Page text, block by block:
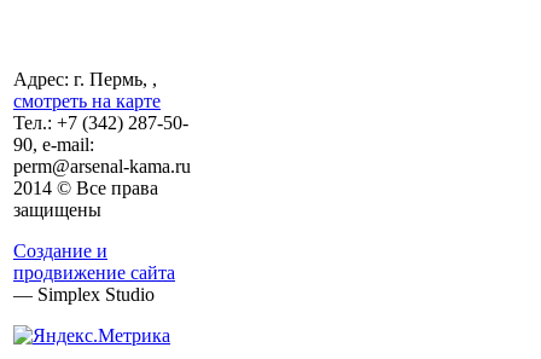
Адрес: г. Пермь, ,
смотреть на карте
Тел.: +7 (342) 287-50-
90, e-mail:
perm@arsenal-kama.ru
2014 © Все права
защищены
Создание и
продвижение сайта
— Simplex Studio